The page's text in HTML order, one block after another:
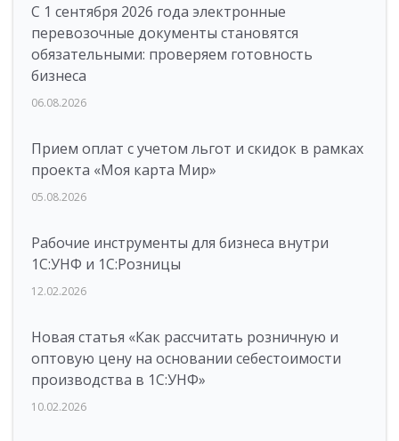
С 1 сентября 2026 года электронные
перевозочные документы становятся
обязательными: проверяем готовность
бизнеса
06.08.2026
Прием оплат с учетом льгот и скидок в рамках
проекта «Моя карта Мир»
05.08.2026
Рабочие инструменты для бизнеса внутри
1С:УНФ и 1С:Розницы
12.02.2026
Новая статья «Как рассчитать розничную и
оптовую цену на основании себестоимости
производства в 1С:УНФ»
10.02.2026